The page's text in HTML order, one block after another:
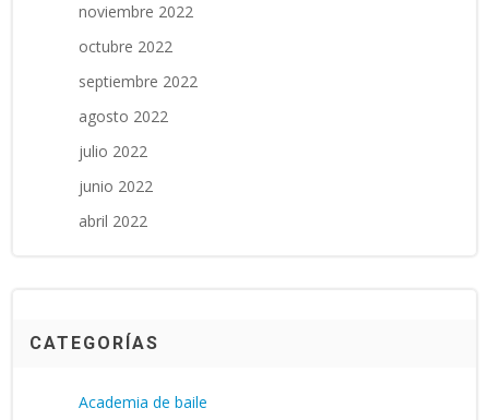
noviembre 2022
octubre 2022
septiembre 2022
agosto 2022
julio 2022
junio 2022
abril 2022
CATEGORÍAS
Academia de baile